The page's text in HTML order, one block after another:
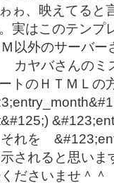
ゎ、映えてると
実はこのテンプ
以外のサーバー
カヤバさんの
トのＨＴＭＬ
それを
されると思いま
ださいませ＾